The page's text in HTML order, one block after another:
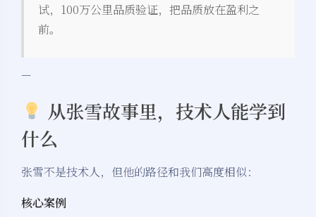
试，100万公里品质验证，把品质放在盈利之
前。
—
从张雪故事里，技术人能学到
什么
张雪不是技术人，但他的路径和我们高度相似：
核心案例